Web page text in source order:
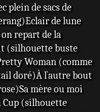
plein de sacs de
de lune
repart de la
(silhouette buste
Woman (comme
doré)À l`autre bout
mère ou moi
Cup (silhouette